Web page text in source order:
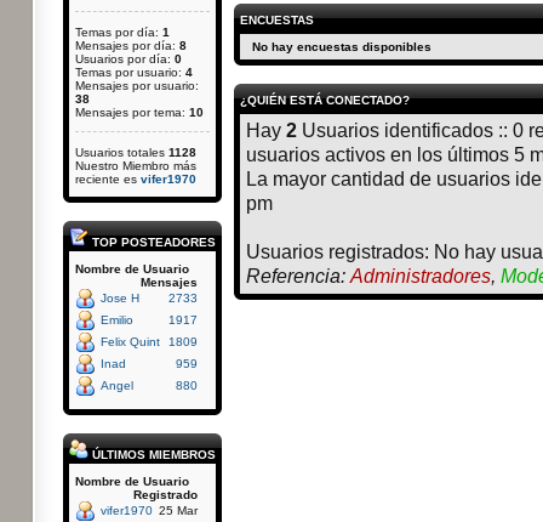
Temas por día: 1
Mensajes por día: 8
Usuarios por día: 0
Temas por usuario: 4
Mensajes por usuario:
38
Mensajes por tema: 10
Usuarios totales 1128
Nuestro Miembro más
reciente es vifer1970
TOP POSTEADORES
Nombre de Usuario
Mensajes
Jose H
2733
Emilio
1917
Felix Quint
1809
Inad
959
Angel
880
ÚLTIMOS MIEMBROS
Nombre de Usuario
Registrado
vifer1970 25 Mar
ENCUESTAS
No hay encuestas disponibles
¿QUIÉN ESTÁ CONECTADO?
Hay 2Usuarios identificados :: 0
usuarios activos en los últimos 5
La mayor cantidad de usuarios
pm
Usuarios registrados: No hay
Referencia: Administradores,